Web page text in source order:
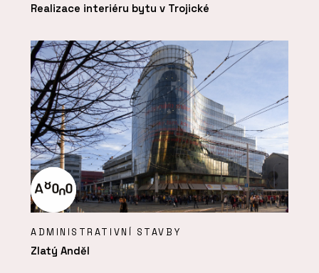
Realizace interiéru bytu v Trojické
ADMINISTRATIVNÍ STAVBY
Zlatý Anděl